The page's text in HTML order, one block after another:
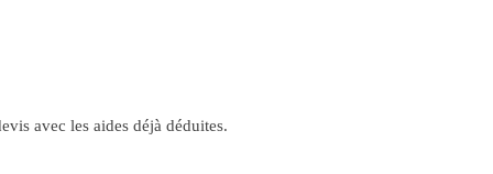
avec les aides déjà déduites.